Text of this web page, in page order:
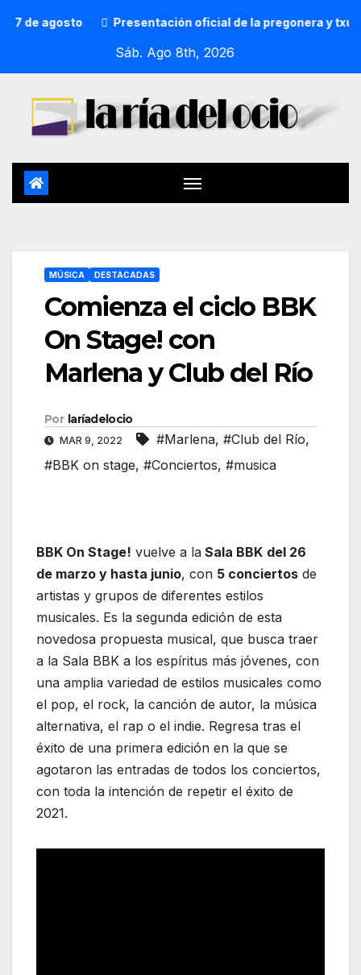
agosto Presentación oficial de la pregonera y
Sáb. Ago 8th, 2026
MÚSICA DESTACADAS
Comienza el ciclo BBK
On Stage! con
Marlena y Club del Río
Por laríadelocio
MAR 9, 2022 #Marlena, #Club del Río,
#BBK on stage, #Conciertos, #musica
BBK On Stage! vuelve a la Sala BBK del 26
de marzo y hasta junio, con 5 conciertos de
artistas y grupos de diferentes estilos
musicales. Es la segunda edición de esta
novedosa propuesta musical, que busca traer
a la Sala BBK a los espíritus más jóvenes, con
una amplia variedad de estilos musicales como
el pop, el rock, la canción de autor, la música
alternativa, el rap o el indie. Regresa tras el
éxito de una primera edición en la que se
agotaron las entradas de todos los conciertos,
con toda la intención de repetir el éxito de
2021.